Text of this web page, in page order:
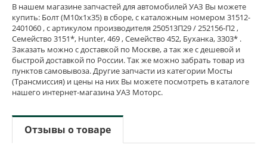
В нашем магазине запчастей для автомобилей УАЗ Вы можете
купить: Болт (М10х1х35) в сборе, с каталожным номером 31512-
2401060 , с артикулом производителя 250513П29 / 252156-П2 ,
Семейство 3151*, Hunter, 469 , Семейство 452, Буханка, 3303* .
Заказать можно с доставкой по Москве, а так же с дешевой и
быстрой доставкой по России. Так же можно забрать товар из
пунктов самовывоза. Другие запчасти из категории Мосты
(Трансмиссия) и цены на них Вы можете посмотреть в каталоге
нашего интернет-магазина УАЗ Моторс.
Отзывы о товаре